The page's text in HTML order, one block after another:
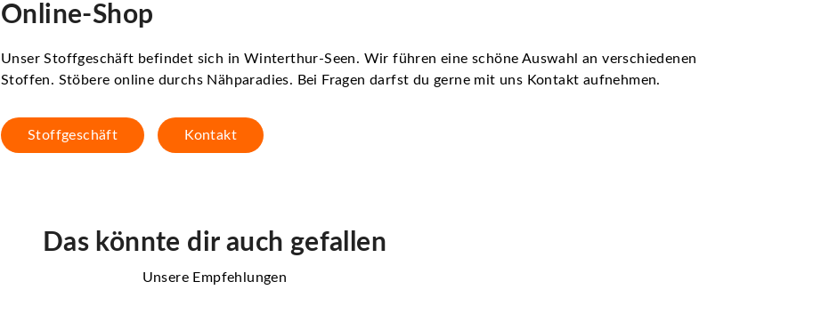
Online-Shop
Unser Stoffgeschäft befindet sich in Winterthur-Seen. Wir führen eine schöne Auswahl an verschiedenen
Stoffen. Stöbere online durchs Nähparadies. Bei Fragen darfst du gerne mit uns Kontakt aufnehmen.
Stoffgeschäft Kontakt
Das könnte dir auch gefallen
Unsere Empfehlungen